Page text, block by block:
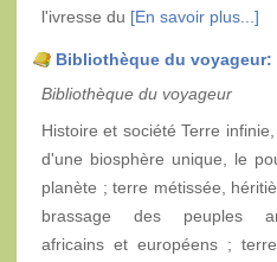
l'ivresse du [En savoir plus...]
Bibliothèque du voyageur:
Bibliothèque du voyageur
Histoire et société Terre
d'une biosphère unique, le
planète ; terre métissée,
brassage des peuples
africains et européens ; terre